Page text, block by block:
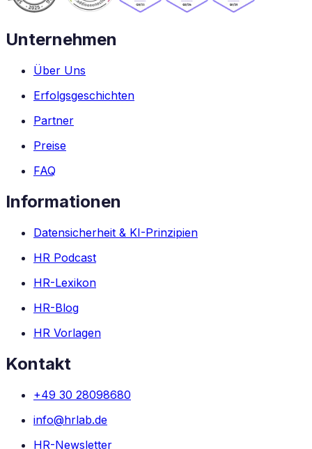
Unternehmen
Über Uns
Erfolgsgeschichten
Partner
Preise
FAQ
Informationen
Datensicherheit & KI-Prinzipien
HR Podcast
HR-Lexikon
HR-Blog
HR Vorlagen
Kontakt
+49 30 28098680
info@hrlab.de
HR-Newsletter